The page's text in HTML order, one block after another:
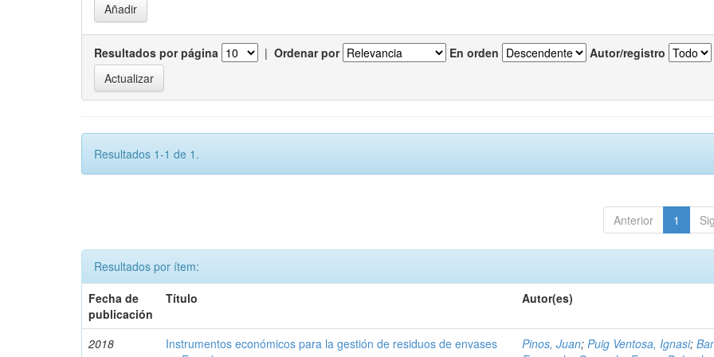
Resultados por página | Ordenar por En orden Autor/registro
Resultados 1-1 de 1.
Anterior 1
Resultados por ítem:
Fecha de
publicación
Título Autor(es)
2018
Instrumentos económicos para la gestión de residuos de envases
Pinos, Juan;Puig Ventosa, Ignasi;